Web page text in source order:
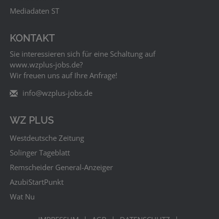
Mediadaten ST
KONTAKT
Sie interessieren sich für eine Schaltung auf
www.wzplus‑jobs.de?
Wir freuen uns auf Ihre Anfrage!
info@wzplus-jobs.de
WZ PLUS
Westdeutsche Zeitung
Solinger Tageblatt
Remscheider General-Anzeiger
AzubiStartPunkt
Wat Nu